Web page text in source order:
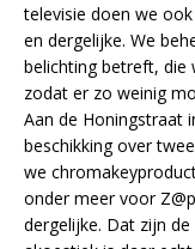
televisie doen we
en dergelijke. We
belichting betreft, die
zodat er zo weinig
Aan de Honingstraat
beschikking over
we
onder meer voor
dergelijke. Dat zijn